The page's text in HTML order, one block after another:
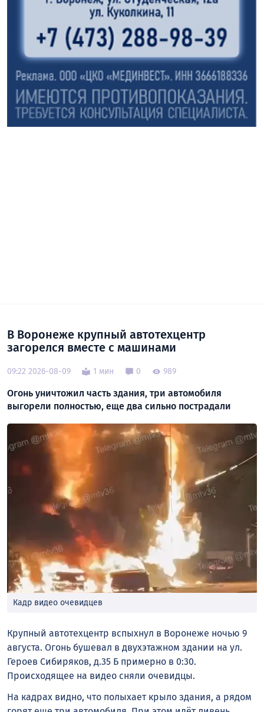
В Воронеже крупный автотехцентр
загорелся вместе с машинами
09:22 2026-08-09 1 мин 0 989
Огонь уничтожил часть здания, три автомобиля
выгорели полностью, еще два сильно пострадали
Кадр видео очевидцев
Крупный автотехцентр вспыхнул в Воронеже ночью 9
августа. Огонь бушевал в двухэтажном здании на ул.
Героев Сибиряков, д.35 Б примерно в 0:30.
Происходящее на видео сняли очевидцы.
На кадрах видно, что полыхает крыло здания, а рядом